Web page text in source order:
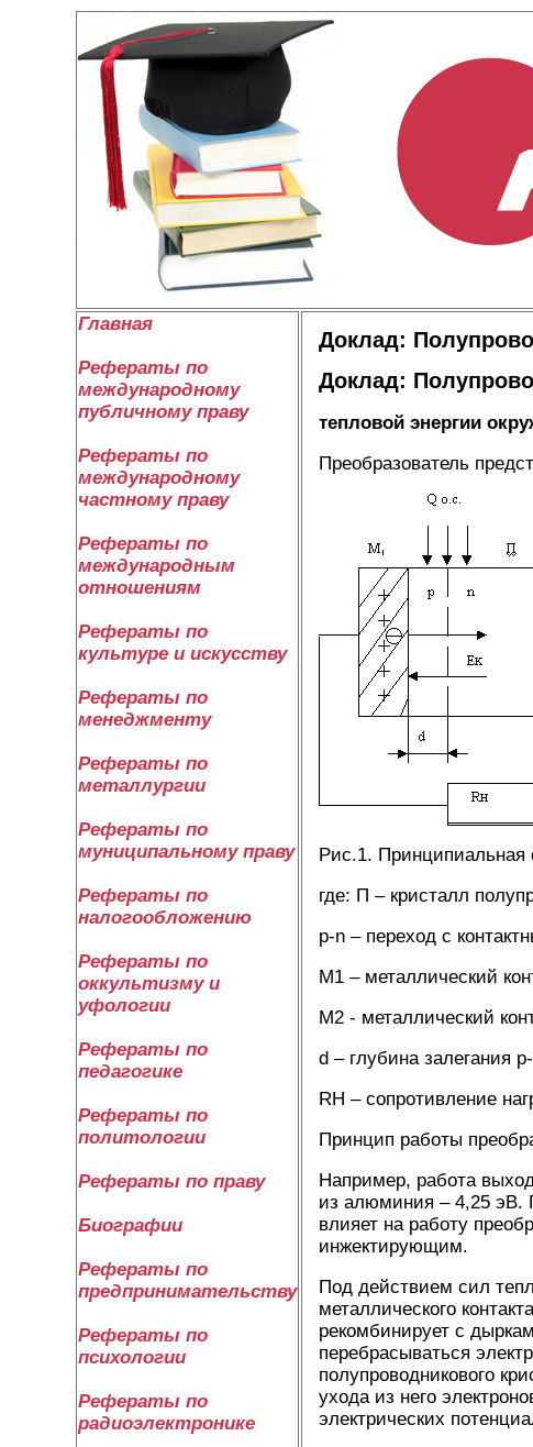
Главная
Рефераты по
международному
публичному праву
Рефераты по
международному
частному праву
Рефераты по
международным
отношениям
Рефераты по
культуре и искусству
Рефераты по
менеджменту
Рефераты по
металлургии
Рефераты по
муниципальному праву
Рефераты по
налогообложению
Рефераты по
оккультизму и
уфологии
Рефераты по
педагогике
Рефераты по
политологии
Рефераты по праву
Биографии
Рефераты по
предпринимательству
Рефераты по
психологии
Рефераты по
радиоэлектронике
Доклад:
Доклад:
тепловой энергии
Преобразователь
Рис.1. Принципиальная
где: П – кристалл
р-n – переход с
М1 – металлический
М2 - металлический
d – глубина залегания
RH – сопротивление
Принцип работы
Например, работа
из алюминия – 4,25 эВ.
влияет на работу
инжектирующим.
Под действием сил
металлического
рекомбинирует с
перебрасываться
полупроводникового
ухода из него
электрических